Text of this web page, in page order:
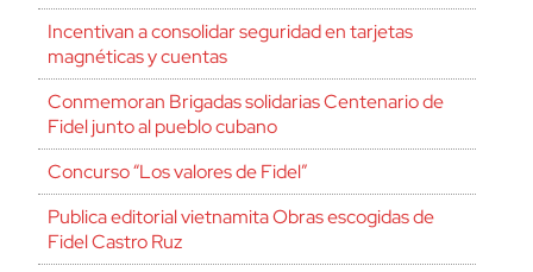
Incentivan a consolidar seguridad en tarjetas
magnéticas y cuentas
Conmemoran Brigadas solidarias Centenario de
Fidel junto al pueblo cubano
Concurso “Los valores de Fidel”
Publica editorial vietnamita Obras escogidas de
Fidel Castro Ruz